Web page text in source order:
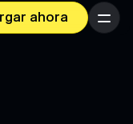
ahora Menú